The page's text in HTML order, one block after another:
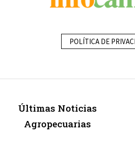
POLÍTICA DE
Últimas Noticias
Agropecuarias